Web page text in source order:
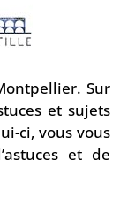
Sur
et sujets
ci, vous vous
et de